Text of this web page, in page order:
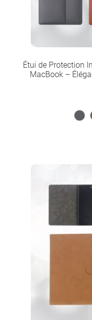
Étui de Protection
MacBook –